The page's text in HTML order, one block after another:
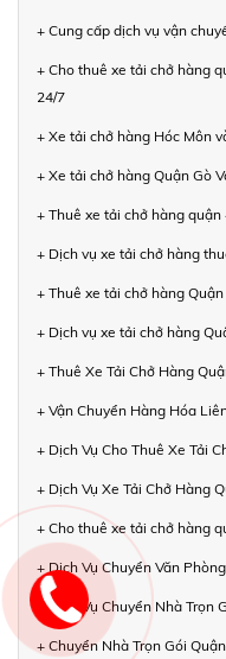
+ Cung cấp dịch vụ vận
+ Cho thuê xe tải chở hàng
24/7
+ Xe tải chở hàng Hóc Môn
+ Xe tải chở hàng Quận Gò
+ Thuê xe tải chở hàng
+ Dịch vụ xe tải chở hàng
+ Thuê xe tải chở hàng
+ Dịch vụ xe tải chở hàng
+ Thuê Xe Tải Chở Hàng
+ Vận Chuyển Hàng Hóa
+ Dịch Vụ Cho Thuê Xe Tải
+ Dịch Vụ Xe Tải Chở Hàng
+ Cho thuê xe tải chở hàng
+ Dịch Vụ Chuyển Văn
+ Dịch Vụ Chuyển Nhà Trọn
+ Chuyển Nhà Trọn Gói